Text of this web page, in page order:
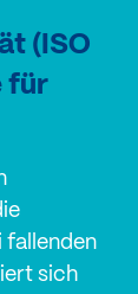
(ISO
für
fallenden
sich